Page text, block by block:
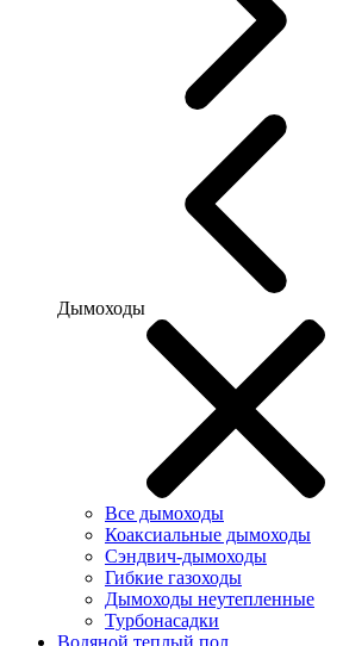
Дымоходы
Все дымоходы
Коаксиальные дымоходы
Сэндвич-дымоходы
Гибкие газоходы
Дымоходы неутепленные
Турбонасадки
Водяной теплый пол